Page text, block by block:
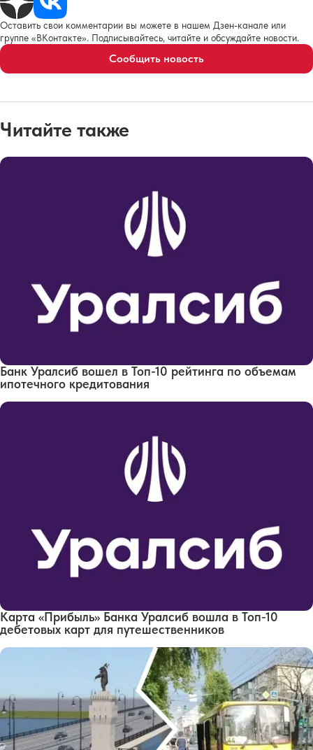
Оставить свои комментарии вы можете в нашем Дзен-канале или
группе «ВКонтакте». Подписывайтесь, читайте и обсуждайте новости.
Сообщить новость
Читайте также
Банк Уралсиб вошел в Топ-10 рейтинга по объемам
ипотечного кредитования
Карта «Прибыль» Банка Уралсиб вошла в Топ-10
дебетовых карт для путешественников